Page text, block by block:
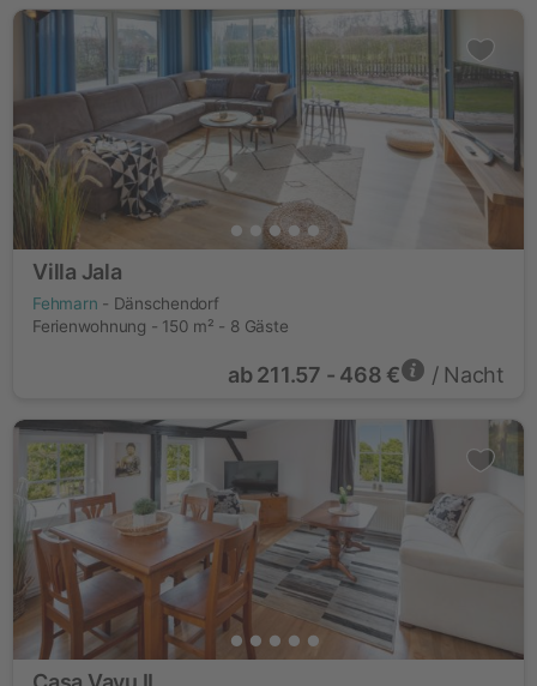
Villa Jala
Fehmarn - Dänschendorf
Ferienwohnung - 150 m² - 8 Gäste
ab211.57 - 468 € / Nacht